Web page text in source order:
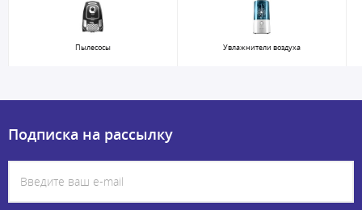
Пылесосы Увлажнители воздуха
Подписка на рассылку